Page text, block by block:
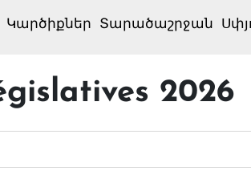
Կարծիքներ Տարածաշրջան
2026